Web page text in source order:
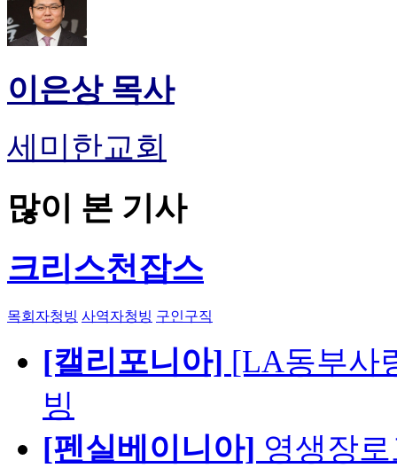
이은상 목사
세미한교회
많이 본 기사
크리스천잡스
목회자청빙 사역자청빙 구인구직
[캘리포니아] [LA동부사
빙
[펜실베이니아] 영생장